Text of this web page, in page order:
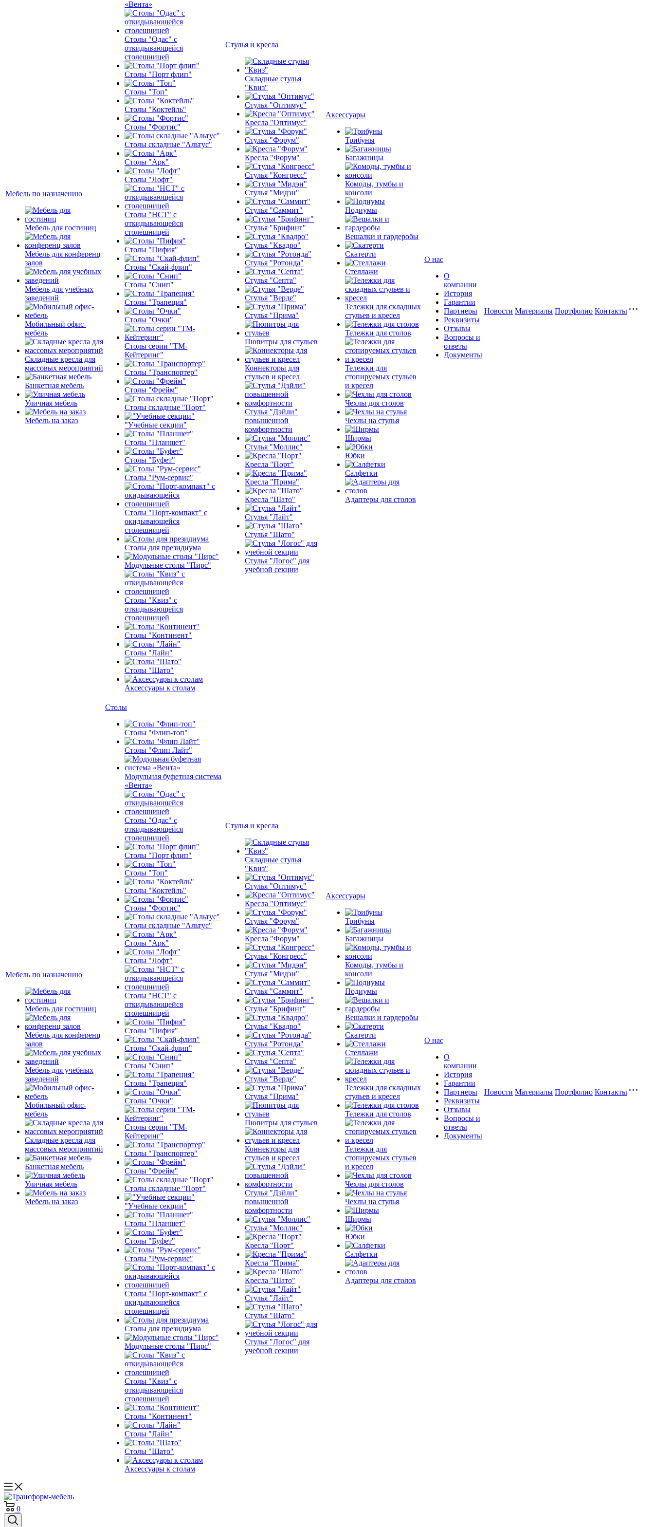
Мебель по назначению
Мебель для гостиниц
Мебель для конференц
залов
Мебель для учебных
заведений
Мобильный офис-
мебель
Складные кресла для
массовых мероприятий
Банкетная мебель
Уличная мебель
Мебель на заказ
«Вента»
Столы "Одас" с
откидывающейся
столешницей
Столы "Порт флип"
Столы "Топ"
Столы "Коктейль"
Столы "Фортис"
Столы складные "Альтус"
Столы "Арк"
Столы "Лофт"
Столы "НСТ" с
откидывающейся
столешницей
Столы "Пифия"
Столы "Скай-флип"
Столы "Снип"
Столы "Трапеция"
Столы "Очки"
Столы серии "ТМ-
Кейтеринг"
Столы "Транспортер"
Столы "Фрейм"
Столы складные "Порт"
"Учебные секции"
Столы "Планшет"
Столы "Буфет"
Столы "Рум-сервис"
Столы "Порт-компакт" с
окидывающейся
столешницей
Столы для президиума
Модульные столы "Пирс"
Столы "Квиз" с
откидывающейся
столешницей
Столы "Континент"
Столы "Лайн"
Столы "Шато"
Аксессуары к столам
Стулья и кресла
Складные стулья
"Квиз"
Стулья "Оптимус"
Кресла "Оптимус"
Стулья "Форум"
Кресла "Форум"
Стулья "Конгресс"
Стулья "Мидэн"
Стулья "Саммит"
Стулья "Брифинг"
Стулья "Квадро"
Стулья "Ротонда"
Стулья "Септа"
Стулья "Верде"
Стулья "Прима"
Пюпитры для стульев
Коннекторы для
стульев и кресел
Стулья "Дэйли"
повышенной
комфортности
Стулья "Моллис"
Кресла "Порт"
Кресла "Прима"
Кресла "Шато"
Стулья "Лайт"
Стулья "Шато"
Стулья "Логос" для
учебной секции
Аксессуары
Трибуны
Багажницы
Комоды, тумбы и
консоли
Подиумы
Вешалки и гардеробы
Скатерти
Стеллажи
Тележки для складных
стульев и кресел
Тележки для столов
Тележки для
стопируемых стульев
и кресел
Чехлы для столов
Чехлы на стулья
Ширмы
Юбки
Салфетки
Адаптеры для столов
О нас
О
компании
История
Гарантии
Партнеры
Реквизиты
Отзывы
Вопросы и
ответы
Документы
Новости Материалы Портфолио Контакты
Мебель по назначению
Мебель для гостиниц
Мебель для конференц
залов
Мебель для учебных
заведений
Мобильный офис-
мебель
Складные кресла для
массовых мероприятий
Банкетная мебель
Уличная мебель
Мебель на заказ
Столы
Столы "Флип-топ"
Столы "Флип Лайт"
Модульная буфетная система
«Вента»
Столы "Одас" с
откидывающейся
столешницей
Столы "Порт флип"
Столы "Топ"
Столы "Коктейль"
Столы "Фортис"
Столы складные "Альтус"
Столы "Арк"
Столы "Лофт"
Столы "НСТ" с
откидывающейся
столешницей
Столы "Пифия"
Столы "Скай-флип"
Столы "Снип"
Столы "Трапеция"
Столы "Очки"
Столы серии "ТМ-
Кейтеринг"
Столы "Транспортер"
Столы "Фрейм"
Столы складные "Порт"
"Учебные секции"
Столы "Планшет"
Столы "Буфет"
Столы "Рум-сервис"
Столы "Порт-компакт" с
окидывающейся
столешницей
Столы для президиума
Модульные столы "Пирс"
Столы "Квиз" с
откидывающейся
столешницей
Столы "Континент"
Столы "Лайн"
Столы "Шато"
Аксессуары к столам
Стулья и кресла
Складные стулья
"Квиз"
Стулья "Оптимус"
Кресла "Оптимус"
Стулья "Форум"
Кресла "Форум"
Стулья "Конгресс"
Стулья "Мидэн"
Стулья "Саммит"
Стулья "Брифинг"
Стулья "Квадро"
Стулья "Ротонда"
Стулья "Септа"
Стулья "Верде"
Стулья "Прима"
Пюпитры для стульев
Коннекторы для
стульев и кресел
Стулья "Дэйли"
повышенной
комфортности
Стулья "Моллис"
Кресла "Порт"
Кресла "Прима"
Кресла "Шато"
Стулья "Лайт"
Стулья "Шато"
Стулья "Логос" для
учебной секции
Аксессуары
Трибуны
Багажницы
Комоды, тумбы и
консоли
Подиумы
Вешалки и гардеробы
Скатерти
Стеллажи
Тележки для складных
стульев и кресел
Тележки для столов
Тележки для
стопируемых стульев
и кресел
Чехлы для столов
Чехлы на стулья
Ширмы
Юбки
Салфетки
Адаптеры для столов
О нас
О
компании
История
Гарантии
Партнеры
Реквизиты
Отзывы
Вопросы и
ответы
Документы
Новости Материалы Портфолио Контакты
0